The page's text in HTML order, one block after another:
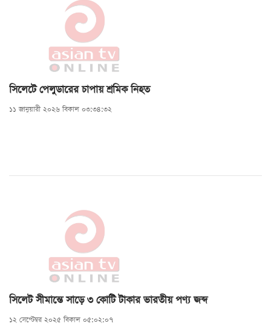
সিলেটে পেলুডারের চাপায় শ্রমিক নিহত
১১ জানুয়ারী ২০২৬ বিকাল ০৩:৩৪:৩২
সিলেট সীমান্তে সাড়ে ৩ কোটি টাকার ভারতীয় পণ্য জব্দ
১২ সেপ্টেম্বর ২০২৫ বিকাল ০৫:০২:০৭